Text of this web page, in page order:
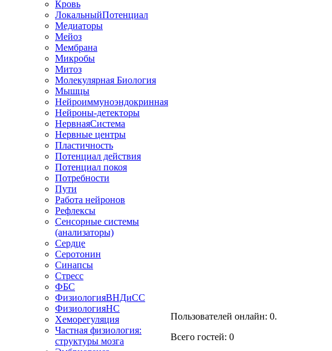
Кровь
ЛокальныйПотенциал
Медиаторы
Мейоз
Мембрана
Микробы
Митоз
Молекулярная Биология
Мышцы
Нейроиммуноэндокринная
Нейроны-детекторы
НервнаяСистема
Нервные центры
Пластичность
Потенциал действия
Потенциал покоя
Потребности
Пути
Работа нейронов
Рефлексы
Сенсорные системы
(анализаторы)
Сердце
Серотонин
Синапсы
Стресс
ФБС
ФизиологияВНДиСС
ФизиологияНС
Хеморегуляция
Частная физиология:
структуры мозга
Пользователей онлайн: 0.
Всего гостей: 0